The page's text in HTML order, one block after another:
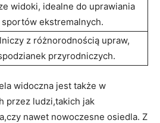
widoki, idealne do uprawiania
ekstremalnych.
z różnorodnością upraw,
przyrodniczych.
widoczna jest także w
przez ludzi,takich jak
nawet nowoczesne osiedla. Z